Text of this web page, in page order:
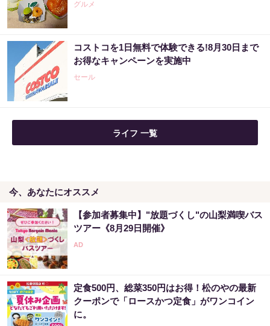
グルメ
コストコを1日無料で体験できる!8月30日まで
お得なキャンペーンを実施中
セール
ライフ 一覧
今、あなたにオススメ
【参加者募集中】"放題づくし"の山梨満喫バス
ツアー《8月29日開催》
定食500円、総菜350円はお得！松のやの最新
クーポンで「ロースかつ定食」がワンコイン
に。